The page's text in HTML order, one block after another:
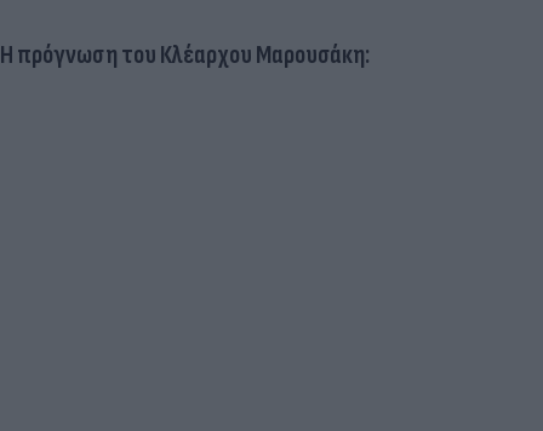
Η πρόγνωση του Κλέαρχου Μαρουσάκη: